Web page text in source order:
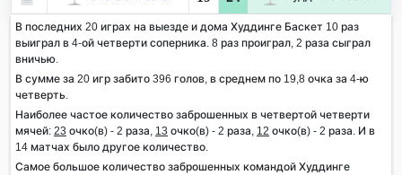
В последних 20 играх на выезде и дома Худдинге Баскет 10 раз
выиграл в 4-ой четверти соперника. 8 раз проиграл, 2 раза сыграл
вничью.
В сумме за 20 игр забито 396 голов, в среднем по 19,8 очка за 4-ю
четверть.
Наиболее частое количество заброшенных в четвертой четверти
мячей: 23 очко(в) - 2 раза, 13 очко(в) - 2 раза, 12 очко(в) - 2 раза. И в
14 матчах было другое количество.
Самое большое количество заброшенных командой Худдинге